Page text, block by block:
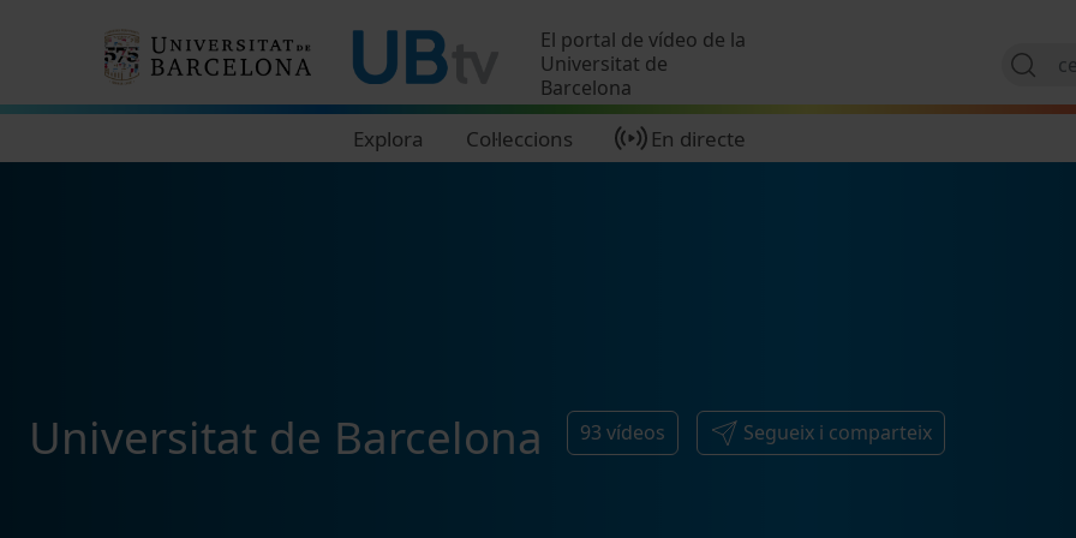
El portal de vídeo de la
Universitat de
Barcelona
Explora Col·leccions En directe
Universitat de Barcelona 93 vídeos Segueix i comparteix